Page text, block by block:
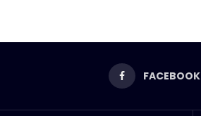
FACEBOOK